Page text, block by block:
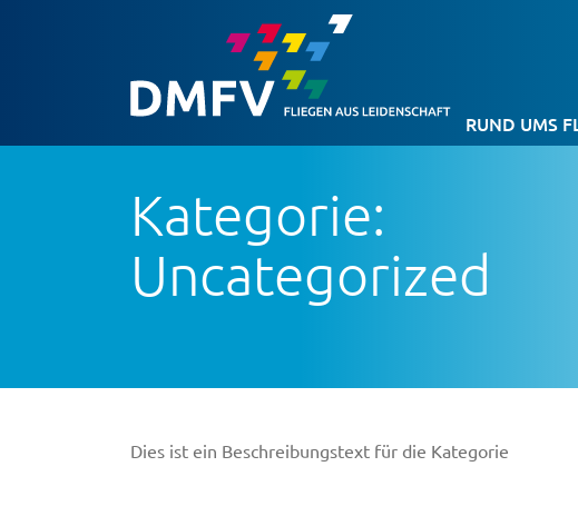
RUND UMS
Kategorie:
Uncategorized
Dies ist ein Beschreibungstext für die Kategorie